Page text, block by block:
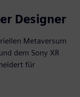
Designer
Metaversum
dem Sony XR
für